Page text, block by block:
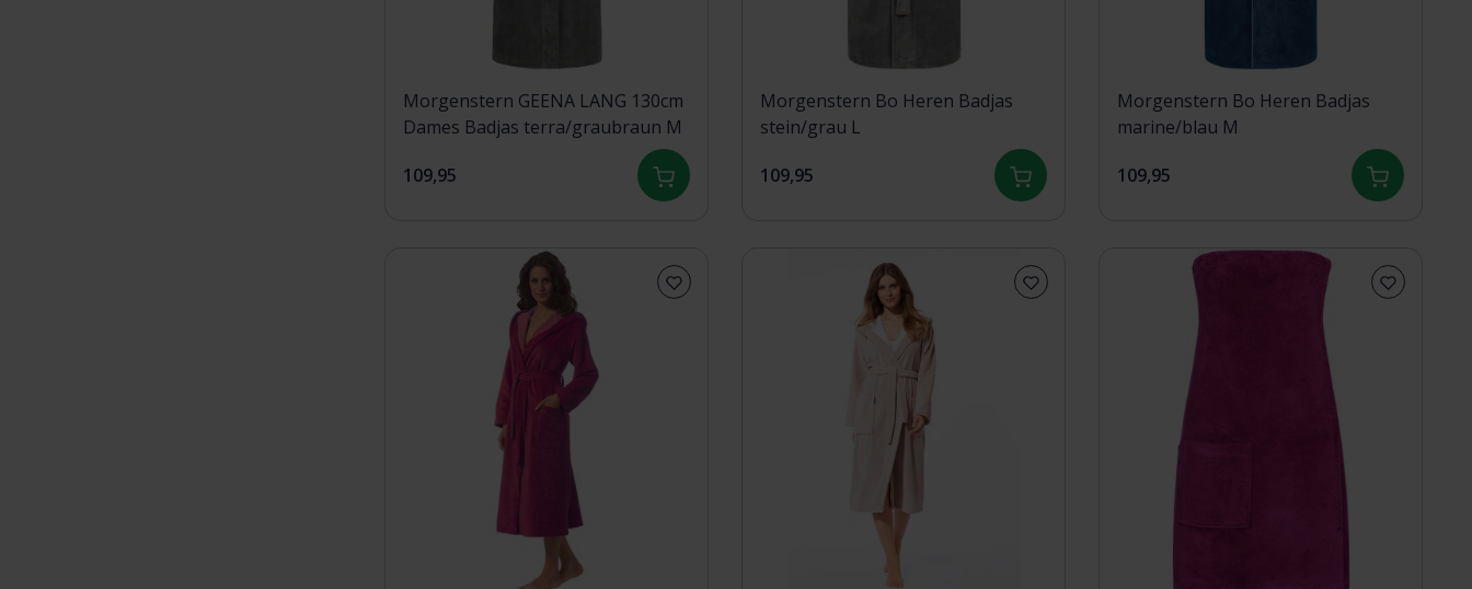
Morgenstern GEENA LANG 130cm
Dames Badjas terra/graubraun M
109,95
Morgenstern Bo Heren Badjas
stein/grau L
109,95
Morgenstern Bo Heren Badjas
marine/blau M
109,95